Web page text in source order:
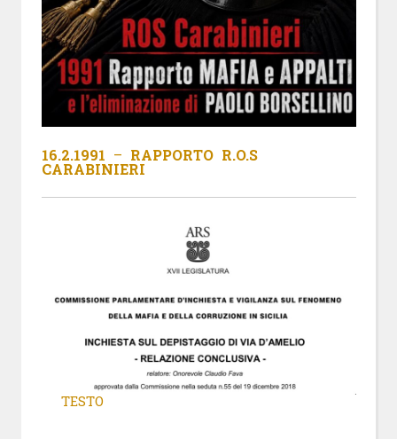
16.2.1991 – RAPPORTO R.O.S
CARABINIERI
TESTO